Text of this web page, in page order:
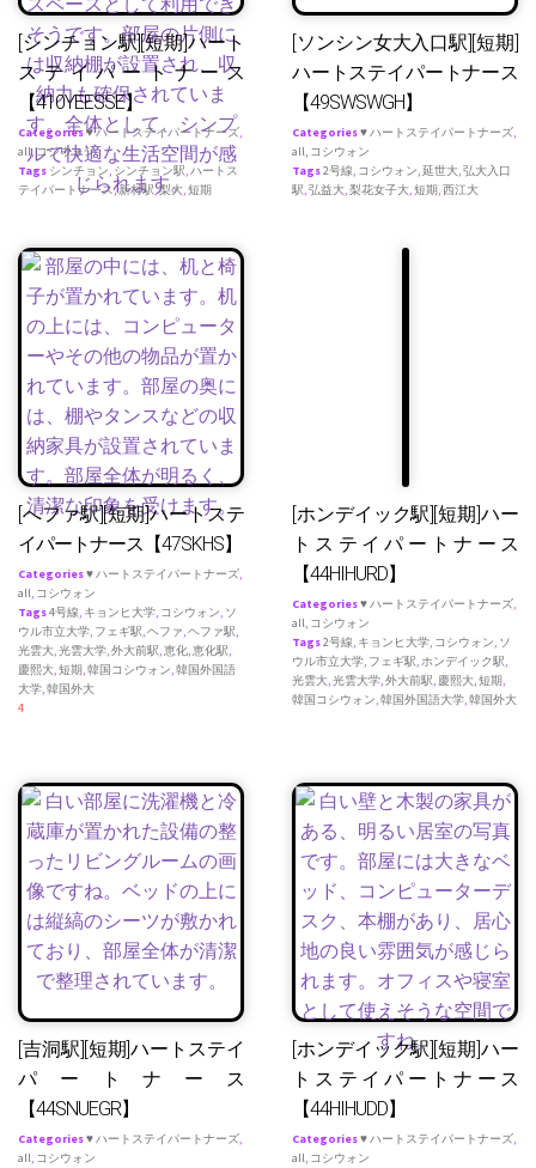
[シンチョン駅][短期]ハート
ステイパートナース
【410YEESSE】
Categories♥ ハートステイパートナーズ,
all,コシウォン
Tags シンチョン, シンチョン駅,ハートス
テイパートナース,新村駅,梨大,短期
[ソンシン女大入口駅][短期]
ハートステイパートナース
【49SWSWGH】
Categories♥ ハートステイパートナーズ,
all, コシウォン
Tags2号線, コシウォン,延世大,弘大入口
駅,弘益大,梨花女子大,短期,西江大
[へファ駅][短期]ハートステ
イパートナース【47SKHS】
Categories♥ ハートステイパートナーズ,
all, コシウォン
Tags4号線, キョンヒ大学, コシウォン, ソ
ウル市立大学, フェギ駅,ヘファ,ヘファ駅,
光雲大,光雲大学,外大前駅,恵化,恵化駅,
慶熙大,短期,韓国コシウォン,韓国外国語
大学,韓国外大
4
[ホンデイック駅][短期]ハー
トステイパートナース
【44HIHURD】
Categories♥ ハートステイパートナーズ,
all, コシウォン
Tags2号線, キョンヒ大学, コシウォン, ソ
ウル市立大学, フェギ駅,ホンデイック駅,
光雲大,光雲大学,外大前駅, 慶熙大,短期,
韓国コシウォン,韓国外国語大学,韓国外大
[吉洞駅][短期]ハートステイ
パートナース
【44SNUEGR】
Categories♥ ハートステイパートナーズ,
all, コシウォン
[ホンデイック駅][短期]ハー
トステイパートナース
【44HIHUDD】
Categories♥ ハートステイパートナーズ,
all, コシウォン